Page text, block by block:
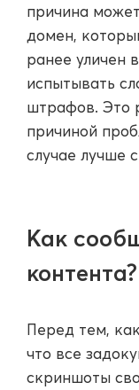
причина
домен,
ранее уличен
испытывать
штрафов. Это
причиной
случае лучше
Как
контента?
Перед тем,
что все
скриншоты